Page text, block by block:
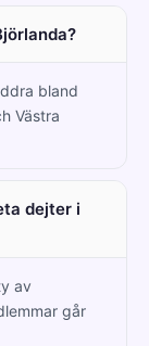
bland
Västra
dejter i
av
går